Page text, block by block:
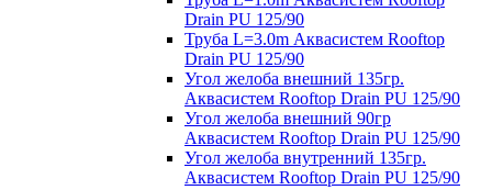
Drain PU 125/90
Труба L=3.0m Аквасистем Rooftop
Drain PU 125/90
Угол желоба внешний 135гр.
Аквасистем Rooftop Drain PU 125/90
Угол желоба внешний 90гр
Аквасистем Rooftop Drain PU 125/90
Угол желоба внутренний 135гр.
Аквасистем Rooftop Drain PU 125/90